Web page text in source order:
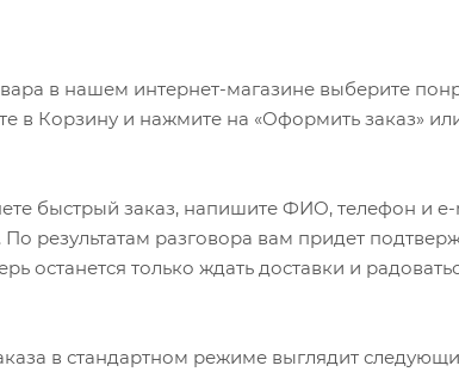
в нашем интернет-магазине выберите
в Корзину и нажмите на «Оформить заказ»
быстрый заказ, напишите ФИО, телефон и
По результатам разговора вам придет
останется только ждать доставки и
в стандартном режиме выглядит